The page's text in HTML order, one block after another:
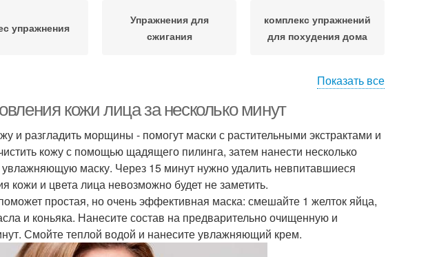
упражнения
Упражнения для
сжигания
комплекс упражнений
для похудения дома
Показать все
кожи лица за несколько минут
и разгладить морщины - помогут маски с растительными экстрактами и
кожу с помощью щадящего пилинга, затем нанести несколько
увлажняющую маску. Через 15 минут нужно удалить невпитавшиеся
кожи и цвета лица невозможно будет не заметить.
простая, но очень эффективная маска: смешайте 1 желток яйца,
и коньяка. Нанесите состав на предварительно очищенную и
Смойте теплой водой и нанесите увлажняющий крем.